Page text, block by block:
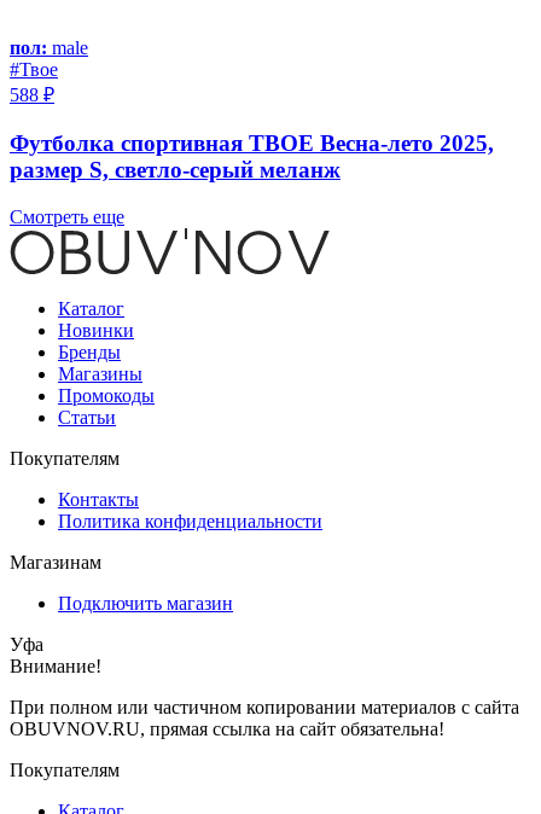
пол: male
#Твое
588 ₽
Футболка спортивная ТВОЕ Весна-лето 2025,
размер S, светло-серый меланж
Смотреть еще
Каталог
Новинки
Бренды
Магазины
Промокоды
Статьи
Покупателям
Контакты
Политика конфиденциальности
Магазинам
Подключить магазин
Уфа
Внимание!
При полном или частичном копировании материалов с сайта
OBUVNOV.RU, прямая ссылка на сайт обязательна!
Покупателям